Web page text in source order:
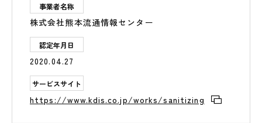
事業者名称
株式会社熊本流通情報センター
認定年月日
2020.04.27
サービスサイト
https://www.kdis.co.jp/works/sanitizing